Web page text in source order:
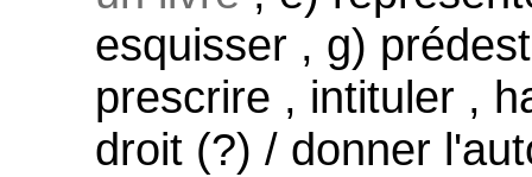
esquisser , g)
prescrire , intituler ,
droit (?) / donner